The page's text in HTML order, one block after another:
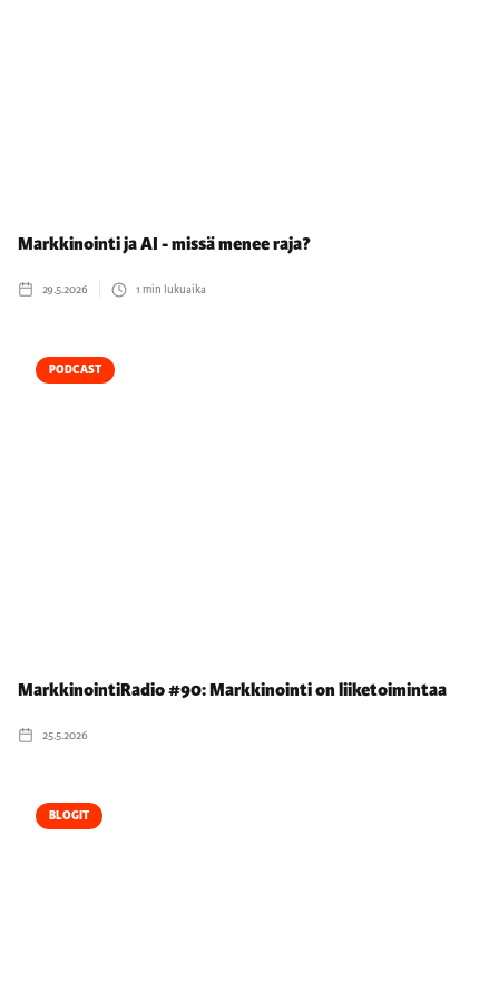
Markkinointi ja AI - missä menee raja?
29.5.2026 1 min lukuaika
PODCAST
MarkkinointiRadio #90: Markkinointi on liiketoimintaa
25.5.2026
BLOGIT